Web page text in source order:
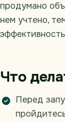
продумано
нем учтено,
Что
Перед